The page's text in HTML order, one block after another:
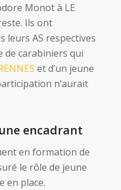
Monot à LE
Ils ont
leurs AS respectives
de carabiniers qui
et d’un jeune
n’aurait
encadrant
en formation de
le rôle de jeune
en place.